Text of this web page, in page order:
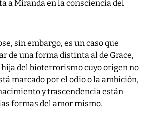
a Miranda en la consciencia del
sin embargo, es un caso que
de una forma distinta al de Grace,
del bioterrorismo cuyo origen no
marcado por el odio o la ambición,
y trascendencia están
formas del amor mismo.